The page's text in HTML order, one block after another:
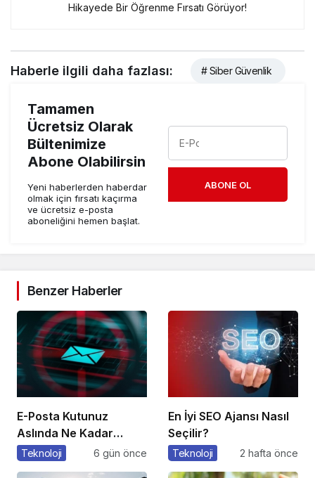
Hikayede Bir Öğrenme Fırsatı Görüyor!
Haberle ilgili daha fazlası: # Siber Güvenlik
Tamamen
Ücretsiz Olarak
Bültenimize
Abone Olabilirsin
Yeni haberlerden haberdar
olmak için fırsatı kaçırma
ve ücretsiz e-posta
aboneliğini hemen başlat.
ABONE OL
Benzer Haberler
E-Posta Kutunuz
Aslında Ne Kadar
Güvenli?
Teknoloji 6 gün önce
En İyi SEO Ajansı Nasıl
Seçilir?
Teknoloji 2 hafta önce